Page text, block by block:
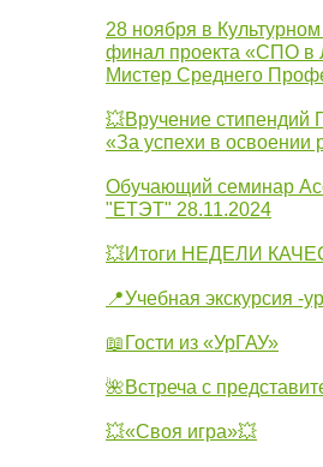
28 ноября в
финал проекта «СПО в
Мистер Среднего
💥Вручение стипендий
«За успехи в освоении
Обучающий семинар
"ЕТЭТ" 28.11.2024
💥Итоги НЕДЕЛИ
📍Учебная экскурсия -
📖Гости из «УрГАУ»
🌺Встреча с
💥«Своя игра»💥